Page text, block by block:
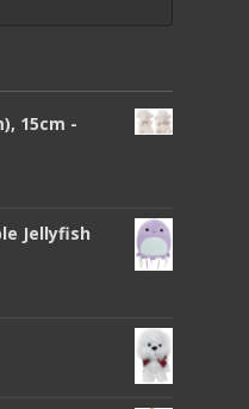
15cm -
Jellyfish